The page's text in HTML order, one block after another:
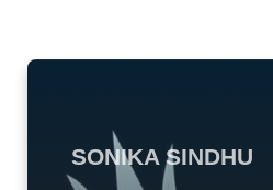
SONIKA SINDHU